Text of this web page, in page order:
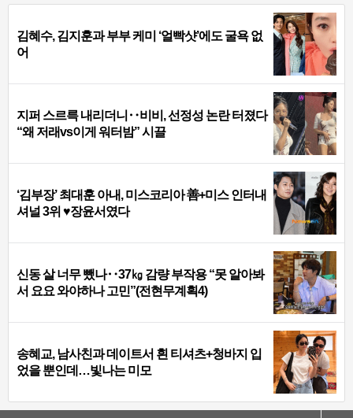
김혜수, 김지훈과 부부 케미 ‘얼빡샷’에도 굴욕 없
어
지퍼 스르륵 내리더니‥비비, 선정성 논란 터졌다
“왜 저래vs이게 워터밤” 시끌
‘김부장’ 최대훈 아내, 미스코리아 善+미스 인터내
셔널 3위 ♥장윤서였다
신동 살 너무 뺐나‥37㎏ 감량 부작용 “못 알아봐
서 요요 와야하나 고민”(전현무계획4)
송혜교, 남사친과 데이트서 흰 티셔츠+청바지 입
었을 뿐인데…빛나는 미모